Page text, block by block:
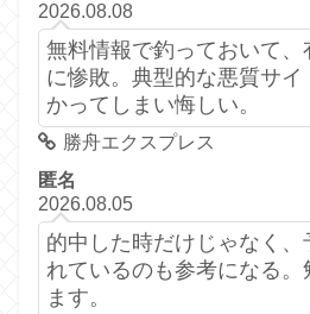
2026.08.08
無料情報で釣っておいて、
に惨敗。典型的な悪質サ
かってしまい悔しい。
勝舟エクスプレス
匿名
2026.08.05
的中した時だけじゃなく
れているのも参考になる。
ます。